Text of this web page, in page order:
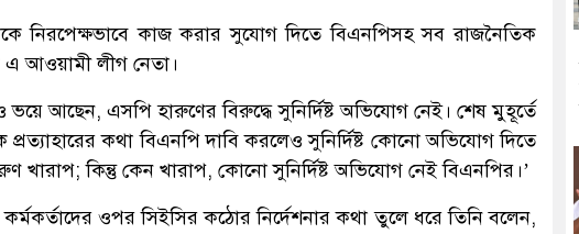
নিরপেক্ষভাবে কাজ করার সুযোগ দিতে বিএনপিসহ সব রাজনৈতিক
এ আওয়ামী লীগ নেতা।
ভয়ে আছেন, এসপি হারুণের বিরুদ্ধে সুনির্দিষ্ট অভিযোগ নেই। শেষ মুহূর্তে
কথা বিএনপি দাবি করলেও সুনির্দিষ্ট কোনো অভিযোগ দিতে
খারাপ; কিন্তু কেন খারাপ, কোনো সুনির্দিষ্ট অভিযোগ নেই বিএনপির।’
ওপর সিইসির কঠোর নির্দেশনার কথা তুলে ধরে তিনি বলেন,